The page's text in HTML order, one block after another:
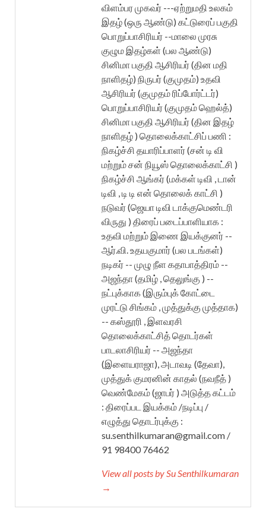
விளம்பர முகவர் ---ஏற்றுமதி உலகம்
இதழ் (ஒரு ஆண்டு) கட்டுரைப் பகுதி
பொறுப்பாசிரியர் --மாலை முரசு
குழும இதழ்கள் (பல ஆண்டு)
சினிமா பகுதி ஆசிரியர் (தின மதி
நாளிதழ்) நிருபர் (குமுதம்) உதவி
ஆசிரியர் (குமுதம் ரிப்போர்ட்டர்)
பொறுப்பாசிரியர் (குமுதம் ஹெல்த்)
சினிமா பகுதி ஆசிரியர் (தின இதழ்
நாளிதழ் ) தொலைக்காட்சிப் பணி :
நிகழ்ச்சி தயாரிப்பாளர் (சன் டி வி
மற்றும் சன் நியூஸ் தொலைக்காட்சி )
நிகழ்ச்சி ஆங்கர் (மக்கள் டிவி , டான்
டிவி , டி டி என் தொலைக் காட்சி )
நடுவர் (ஜெயா டிவி டாக்குமெண்டரி
விருது ) திரைப் படைப்பாளியாக :
உதவி மற்றும் இணை இயக்குனர் --
ஆர்.வி. உதயகுமார் (பல படங்கள்)
நடிகர் -- முழு நீள கதாபாத்திரம் --
அஜந்தா (தமிழ் , தெலுங்கு ) --
நட்புக்காக (இரும்புக் கோட்டை
முரட்டு சிங்கம் , முத்துக்கு முத்தாக)
-- கஸ்தூரி , இளவரசி
தொலைக்காட்சித் தொடர்கள்
பாடலாசிரியர் -- அஜந்தா
(இளையராஜா), அடாவடி (தேவா),
முத்துக் குமரனின் காதல் (நவநீத் )
வெண்மேகம் (ஜாபர் ) அடுத்த கட்டம்
: திரைப்பட இயக்கம் /நடிப்பு /
எழுத்து தொடர்புக்கு :
su.senthilkumaran@gmail.com /
91 98400 76462
View all posts by Su Senthilkumaran
→